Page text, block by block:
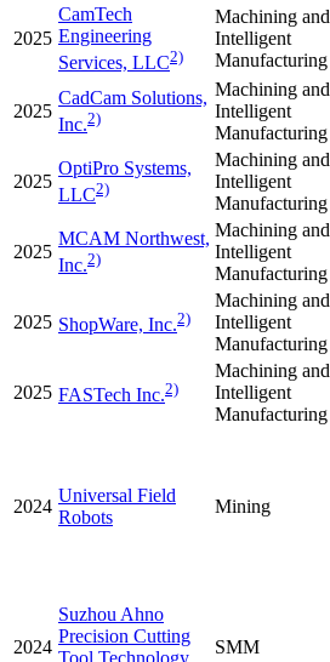
2025
CamTech
Engineering
Services, LLC2)
Machining and
Intelligent
Manufacturing
2025
CadCam Solutions,
Inc.2)
Machining and
Intelligent
Manufacturing
2025
OptiPro Systems,
LLC2)
Machining and
Intelligent
Manufacturing
2025
MCAM Northwest,
Inc.2)
Machining and
Intelligent
Manufacturing
2025 ShopWare, Inc.2)
Machining and
Intelligent
Manufacturing
2025 FASTech Inc.2)
Machining and
Intelligent
Manufacturing
2024
Universal Field
Robots
Mining
2024
Suzhou Ahno
Precision Cutting
SMM